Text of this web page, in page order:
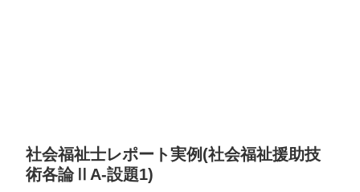
社会福祉士レポート実例(社会福祉援助技
術各論ⅡA-設題1)